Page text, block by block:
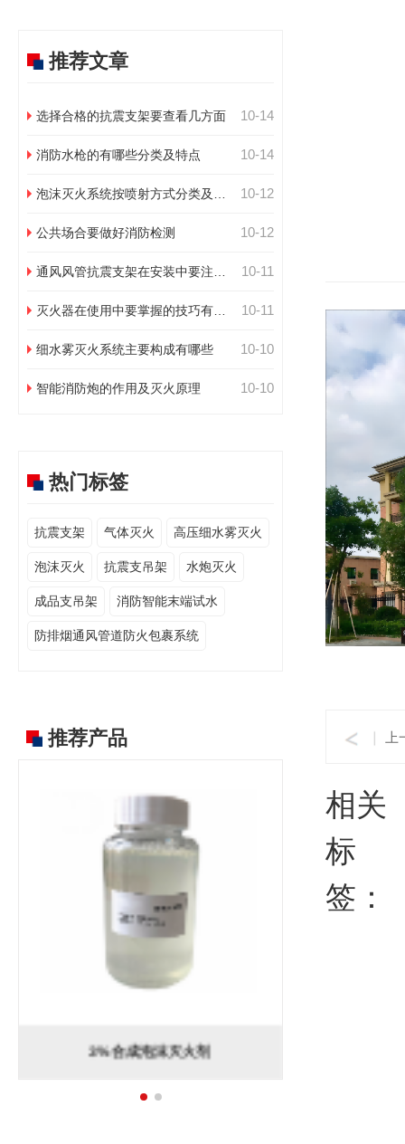
推荐文章
选择合格的抗震支架要查看几方面 10-14
消防水枪的有哪些分类及特点 10-14
泡沫灭火系统按喷射方式分类及特
10-12
公共场合要做好消防检测 10-12
通风风管抗震支架在安装中要注意
10-11
灭火器在使用中要掌握的技巧有哪
10-11
细水雾灭火系统主要构成有哪些 10-10
智能消防炮的作用及灭火原理 10-10
热门标签
抗震支架 气体灭火 高压细水雾灭火
泡沫灭火 抗震支吊架 水炮灭火
成品支吊架 消防智能末端试水
防排烟通风管道防火包裹系统
推荐产品
3%合成泡沫灭火剂
相关
标
签：